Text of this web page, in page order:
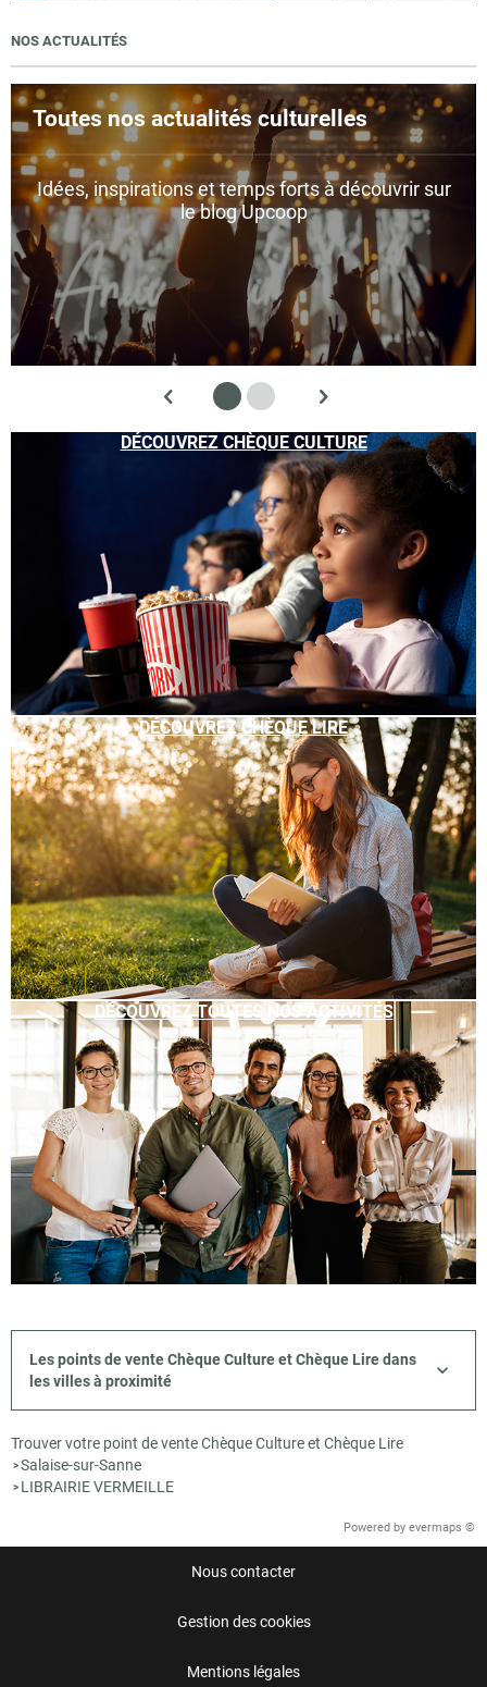
NOS ACTUALITÉS
Toutes nos actualités culturelles
Idées, inspirations et temps forts à découvrir sur
le blog Upcoop
DÉCOUVREZ CHÈQUE CULTURE
DÉCOUVREZ CHÈQUE LIRE
DÉCOUVREZ TOUTES NOS ACTIVITÉS
Les points de vente Chèque Culture et Chèque Lire dans
les villes à proximité
Trouver votre point de vente Chèque Culture et Chèque Lire
>Salaise-sur-Sanne
> LIBRAIRIE VERMEILLE
Powered by evermaps ©
Nous contacter
Gestion des cookies
Mentions légales